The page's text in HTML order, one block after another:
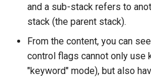
and a sub-stack refers to
stack (the parent stack).
From the content, you can
control flags cannot only use
"keyword" mode), but also